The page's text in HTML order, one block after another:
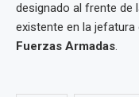
designado al frente de
existente en la jefatura
Fuerzas Armadas.